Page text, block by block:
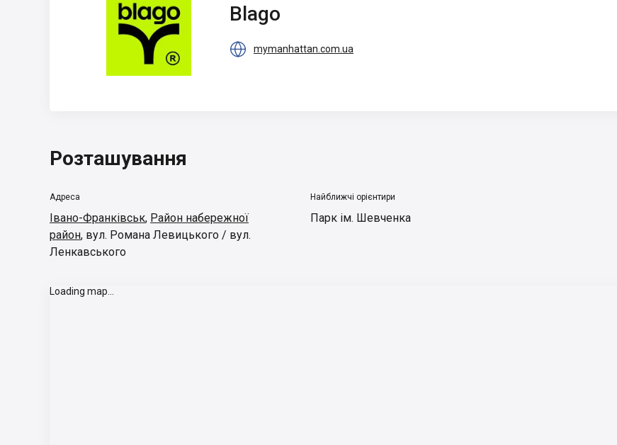
Blago
 mymanhattan.com.ua
Розташування
Адреса
Івано-Франківськ, Район набережної
район, вул. Романа Левицького / вул.
Ленкавського
Найближчі орієнтири
Парк ім. Шевченка
Loading map...